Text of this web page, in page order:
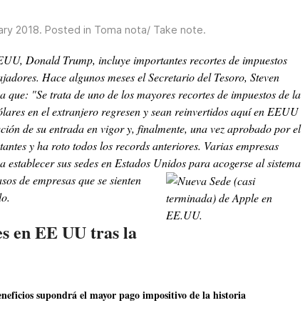
2018. Posted in Toma nota/ Take note.
Donald Trump, incluye importantes recortes de impuestos
Hace algunos meses el Secretario del Tesoro, Steven
"Se trata de uno de los mayores recortes de impuestos de la
en el extranjero regresen y sean reinvertidos aquí en EEUU
de su entrada en vigor y, finalmente, una vez aprobado por el
y ha roto todos los records anteriores. Varias empresas
sus sedes en Estados Unidos para acogerse al sistema
de empresas que se sienten
en EE UU tras la
supondrá el mayor pago impositivo de la historia